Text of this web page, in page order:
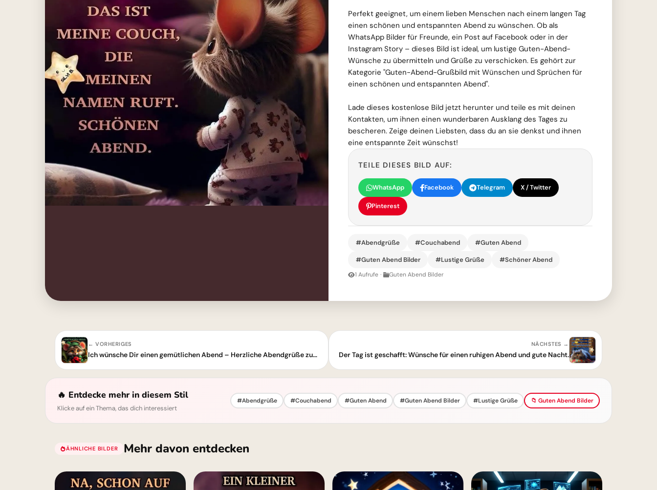
Perfekt geeignet, um einem lieben Menschen nach einem langen Tag
einen schönen und entspannten Abend zu wünschen. Ob als
WhatsApp Bilder für Freunde, ein Post auf Facebook oder in der
Instagram Story – dieses Bild ist ideal, um lustige Guten-Abend-
Wünsche zu übermitteln und Grüße zu verschicken. Es gehört zur
Kategorie "Guten-Abend-Grußbild mit Wünschen und Sprüchen für
einen schönen und entspannten Abend".
Lade dieses kostenlose Bild jetzt herunter und teile es mit deinen
Kontakten, um ihnen einen wunderbaren Ausklang des Tages zu
bescheren. Zeige deinen Liebsten, dass du an sie denkst und ihnen
eine entspannte Zeit wünschst!
TEILE DIESES BILD AUF:
WhatsApp Facebook Telegram X / Twitter
Pinterest
#Abendgrüße #Couchabend #Guten Abend
#Guten Abend Bilder #Lustige Grüße #Schöner Abend
1 Aufrufe · Guten Abend Bilder
← VORHERIGES
Ich wünsche Dir einen gemütlichen Abend – Herzliche Abendgrüße zum Teilen
NÄCHSTES →
Der Tag ist geschafft: Wünsche für einen ruhigen Abend und gute Nacht.
🔥 Entdecke mehr in diesem Stil
Klicke auf ein Thema, das dich interessiert
#Abendgrüße #Couchabend #Guten Abend #Guten Abend Bilder #Lustige Grüße 📁 Guten Abend Bilder
ÄHNLICHE BILDER Mehr davon entdecken